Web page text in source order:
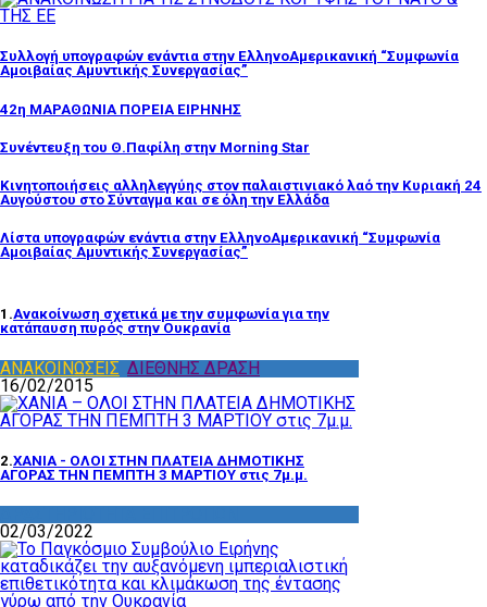
Συλλογή υπογραφών ενάντια στην ΕλληνοΑμερικανική “Συμφωνία
Αμοιβαίας Αμυντικής Συνεργασίας”
42η ΜΑΡΑΘΩΝΙΑ ΠΟΡΕΙΑ ΕΙΡΗΝΗΣ
Συνέντευξη του Θ.Παφίλη στην Morning Star
Κινητοποιήσεις αλληλεγγύης στον παλαιστινιακό λαό την Κυριακή 24
Αυγούστου στο Σύνταγμα και σε όλη την Ελλάδα
Λίστα υπογραφών ενάντια στην ΕλληνοΑμερικανική “Συμφωνία
Αμοιβαίας Αμυντικής Συνεργασίας”
1.Ανακοίνωση σχετικά με την συμφωνία για την
κατάπαυση πυρός στην Ουκρανία
ΑΝΑΚΟΙΝΩΣΕΙΣ ΔΙΕΘΝΗΣ ΔΡΑΣΗ
16/02/2015
2.ΧΑΝΙΑ - ΟΛΟΙ ΣΤΗΝ ΠΛΑΤΕΙΑ ΔΗΜΟΤΙΚΗΣ
ΑΓΟΡΑΣ ΤΗΝ ΠΕΜΠΤΗ 3 ΜΑΡΤΙΟΥ στις 7μ.μ.
02/03/2022